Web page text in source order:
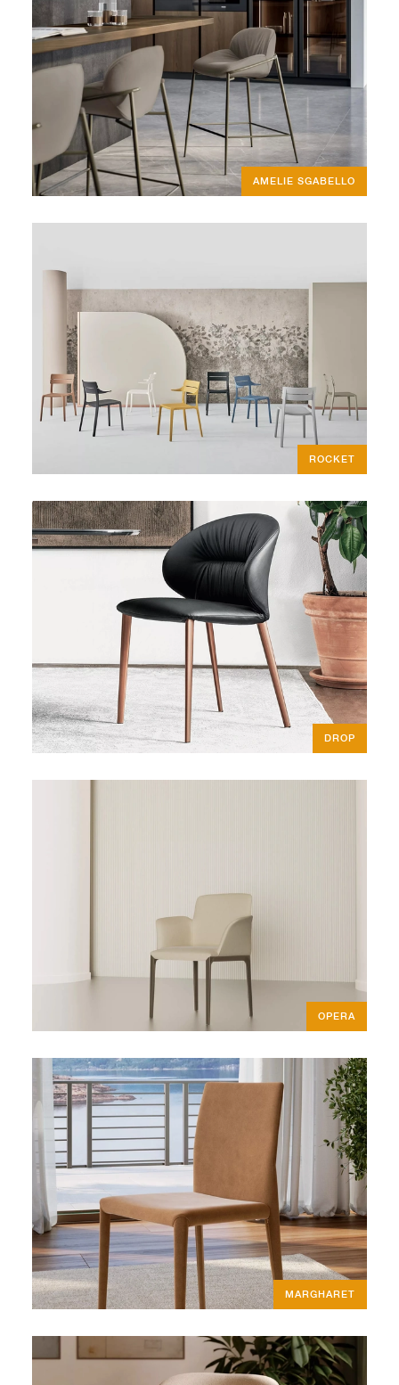
AMELIE SGABELLO
ROCKET
DROP
OPERA
MARGHARET